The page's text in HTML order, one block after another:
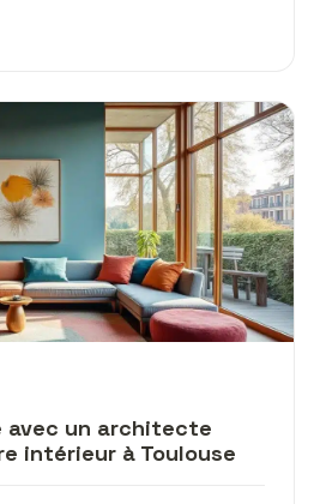
avec un architecte
intérieur à Toulouse